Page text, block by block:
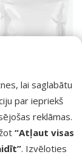
lai saglabātu
par iepriekš
reklāmas.
“Atļaut visas
. Izvēloties
produktu